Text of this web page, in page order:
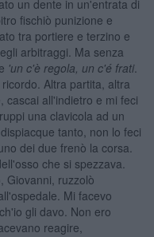
un dente in un'entrata di
fischiò punizione e
tra portiere e terzino e
arbitraggi. Ma senza
'un c'è regola, un c'é frati.
Altra partita, altra
cascai all'indietro e mi feci
una clavicola ad un
tanto, non lo feci
dei due frenò la corsa.
che si spezzava.
Giovanni, ruzzolò
Mi facevo
gli davo. Non ero
reagire,